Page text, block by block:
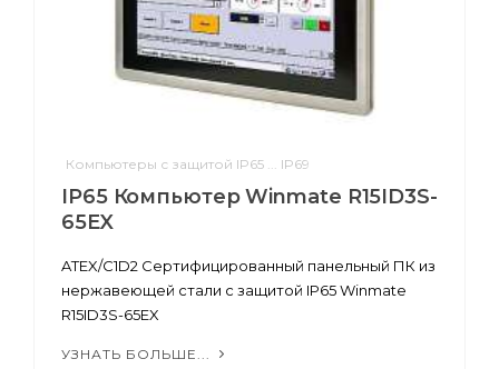
Компьютеры с защитой IP65 ... IP69
IP65 Компьютер Winmate R15ID3S-
65EX
ATEX/C1D2 Сертифицированный панельный ПК из
нержавеющей стали с защитой IP65 Winmate
R15ID3S-65EX
УЗНАТЬ БОЛЬШЕ...